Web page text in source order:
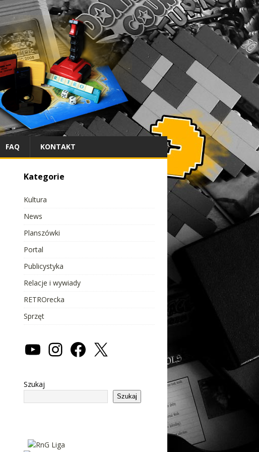
FAQ KONTAKT
Kategorie
Kultura
News
Planszówki
Portal
Publicystyka
Relacje i wywiady
RETROrecka
Sprzęt
Szukaj
Szukaj